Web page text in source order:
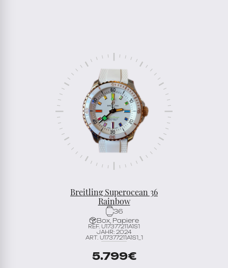
Breitling Superocean 36
Rainbow
36
Box, Papiere
REF. U17377211A1S1
JAHR: 2024
ART. U17377211A1S1_1
5.799€